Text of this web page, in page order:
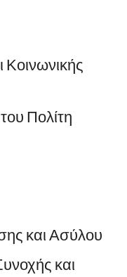
Πολίτη
και Ασύλου
και